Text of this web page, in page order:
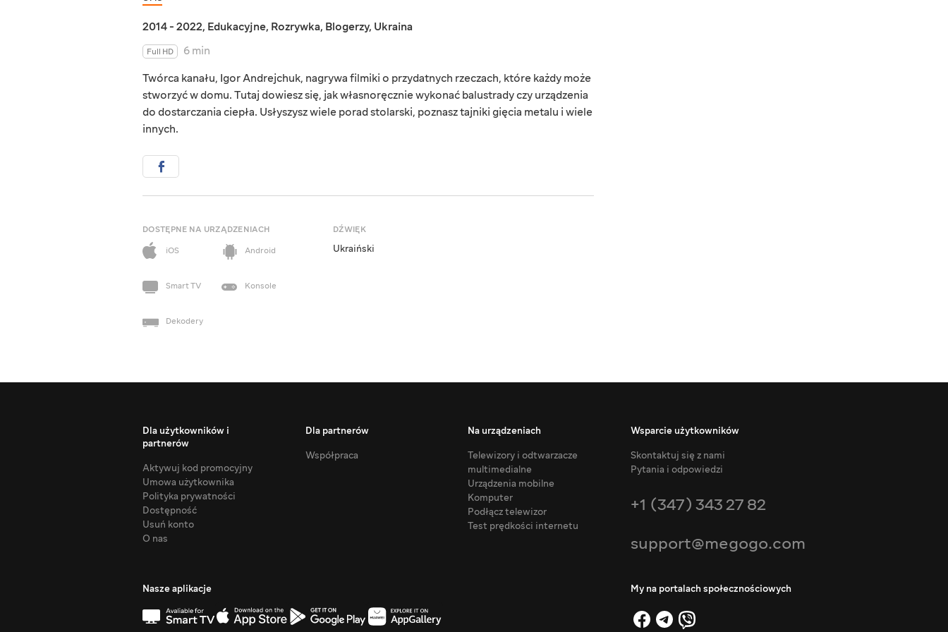
2014 - 2022, Edukacyjne, Rozrywka, Blogerzy, Ukraina
Full HD
6 min
Twórca kanału, Igor Andrejchuk, nagrywa filmiki o przydatnych rzeczach, które każdy może
stworzyć w domu. Tutaj dowiesz się, jak własnoręcznie wykonać balustrady czy urządzenia
do dostarczania ciepła. Usłyszysz wiele porad stolarski, poznasz tajniki gięcia metalu i wiele
innych.
DOSTĘPNE NA URZĄDZENIACH
iOS
Android
Smart TV Konsole
Dekodery
DŹWIĘK
Ukraiński
Dla użytkowników i
partnerów
Aktywuj kod promocyjny
Umowa użytkownika
Polityka prywatności
Dostępność
Usuń konto
O nas
Dla partnerów
Współpraca
Na urządzeniach
Telewizory i odtwarzacze
multimedialne
Urządzenia mobilne
Komputer
Podłącz telewizor
Test prędkości internetu
Wsparcie użytkowników
Skontaktuj się z nami
Pytania i odpowiedzi
+1 (347) 343 27 82
support@megogo.com
Nasze aplikacje My na portalach społecznościowych